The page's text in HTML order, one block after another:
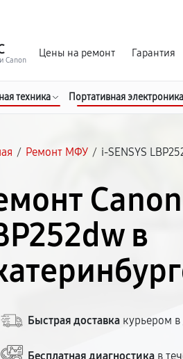
Canon
Цены на ремонт Гарантия
техника Портативная электроника
/ Ремонт МФУ / i-SENSYS
в
Быстрая доставка курьером в
Бесплатная диагностика в